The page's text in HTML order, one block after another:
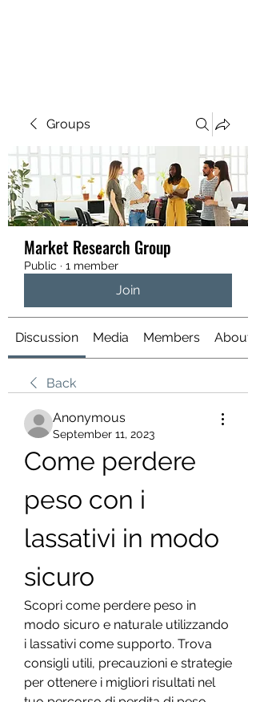
Groups
Market Research Group
Public · 1 member
Join
Discussion Media Members About
Back
Anonymous
September 11, 2023
Come perdere
peso con i
lassativi in ​​modo
sicuro
Scopri come perdere peso in ​​
modo sicuro e naturale utilizzando
i lassativi come supporto. Trova
consigli utili, precauzioni e strategie
per ottenere i migliori risultati nel